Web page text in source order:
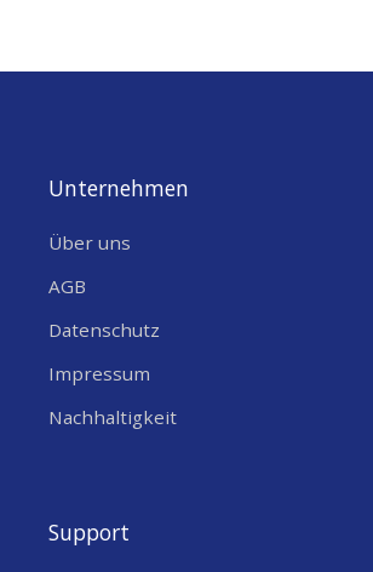
Unternehmen
Über uns
AGB
Datenschutz
Impressum
Nachhaltigkeit
Support